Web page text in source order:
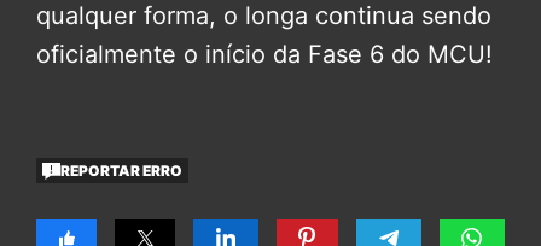
qualquer forma, o longa continua sendo
oficialmente o início da Fase 6 do MCU!
REPORTAR ERRO